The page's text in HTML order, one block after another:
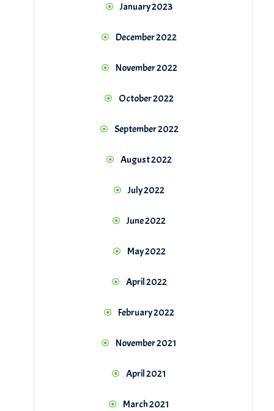
January 2023
December 2022
November 2022
October 2022
September 2022
August 2022
July 2022
June 2022
May 2022
April 2022
February 2022
November 2021
April 2021
March 2021